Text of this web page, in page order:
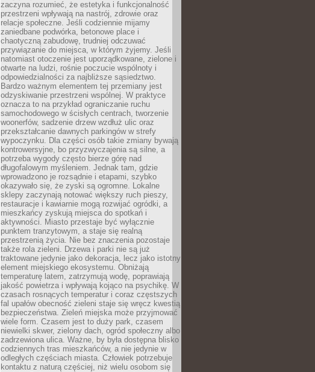
zaczyna rozumieć, że estetyka i funkcjonalność
przestrzeni wpływają na nastrój, zdrowie oraz
relacje społeczne. Jeśli codziennie mijamy
zaniedbane podwórka, betonowe place i
chaotyczną zabudowę, trudniej odczuwać
przywiązanie do miejsca, w którym żyjemy. Jeśli
natomiast otoczenie jest uporządkowane, zielone i
otwarte na ludzi, rośnie poczucie wspólnoty i
odpowiedzialności za najbliższe sąsiedztwo.
Bardzo ważnym elementem tej przemiany jest
odzyskiwanie przestrzeni wspólnej. W praktyce
oznacza to na przykład ograniczanie ruchu
samochodowego w ścisłych centrach, tworzenie
woonerfów, sadzenie drzew wzdłuż ulic oraz
przekształcanie dawnych parkingów w strefy
wypoczynku. Dla części osób takie zmiany bywają
kontrowersyjne, bo przyzwyczajenia są silne, a
potrzeba wygody często bierze górę nad
długofalowym myśleniem. Jednak tam, gdzie
wprowadzono je rozsądnie i etapami, szybko
okazywało się, że zyski są ogromne. Lokalne
sklepy zaczynają notować większy ruch pieszy,
restauracje i kawiarnie mogą rozwijać ogródki, a
mieszkańcy zyskują miejsca do spotkań i
aktywności. Miasto przestaje być wyłącznie
punktem tranzytowym, a staje się realną
przestrzenią życia. Nie bez znaczenia pozostaje
także rola zieleni. Drzewa i parki nie są już
traktowane jedynie jako dekoracja, lecz jako istotny
element miejskiego ekosystemu. Obniżają
temperaturę latem, zatrzymują wodę, poprawiają
jakość powietrza i wpływają kojąco na psychikę. W
czasach rosnących temperatur i coraz częstszych
fal upałów obecność zieleni staje się wręcz kwestią
bezpieczeństwa. Zieleń miejska może przyjmować
wiele form. Czasem jest to duży park, czasem
niewielki skwer, zielony dach, ogród społeczny albo
zadrzewiona ulica. Ważne, by była dostępna blisko
codziennych tras mieszkańców, a nie jedynie w
odległych częściach miasta. Człowiek potrzebuje
kontaktu z naturą częściej, niż wielu osobom się